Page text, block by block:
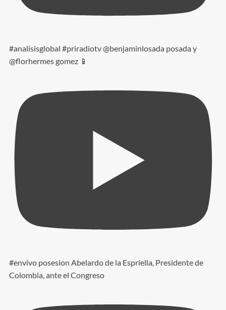
#analisisglobal #priradiotv @benjaminlosada posada y
@florhermes gomez 📱
#envivo posesion Abelardo de la Espriella, Presidente de
Colombia, ante el Congreso